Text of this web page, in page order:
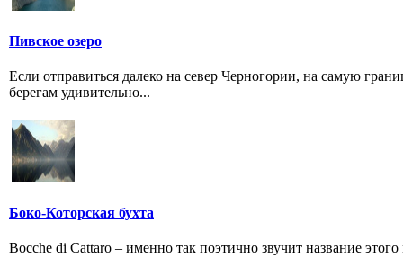
Пивское озеро
Если отправиться далеко на север Черногории, на самую
берегам удивительно...
Боко-Которская бухта
Bocche di Cattaro – именно так поэтично звучит название